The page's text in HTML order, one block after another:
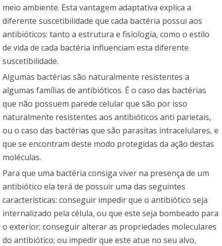
meio ambiente. Esta vantagem adaptativa explica a
diferente suscetibilidade que cada bactéria possui aos
antibióticos: tanto a estrutura e fisiologia, como o estilo
de vida de cada bactéria influenciam esta diferente
suscetibilidade.
Algumas bactérias são naturalmente resistentes a
algumas famílias de antibióticos. É o caso das bactérias
que não possuem parede celular que são por isso
naturalmente resistentes aos antibióticos anti parietais,
ou o caso das bactérias que são parasitas intracelulares, e
que se encontram deste modo protegidas da ação destas
moléculas.
Para que uma bactéria consiga viver na presença de um
antibiótico ela terá de possuir uma das seguintes
características: conseguir impedir que o antibiótico seja
internalizado pela célula, ou que este seja bombeado para
o exterior; conseguir alterar as propriedades moleculares
do antibiótico; ou impedir que este atue no seu alvo,